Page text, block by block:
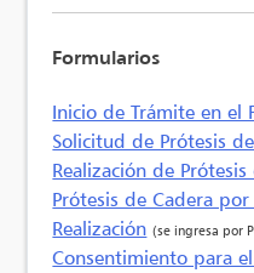
Formularios
Inicio de Trámite en el
Solicitud de Prótesis
Realización de
Prótesis de Cadera
Realización (se ingresa por
Consentimiento para